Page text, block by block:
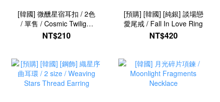
[韓國] 微醺星宿耳扣 / 2色
/ 單售 / Cosmic Twilight
Ear Cuff
NT$210
[預購] [韓國] [純銀] 談場戀
愛尾戒 / Fall In Love Ring
NT$420